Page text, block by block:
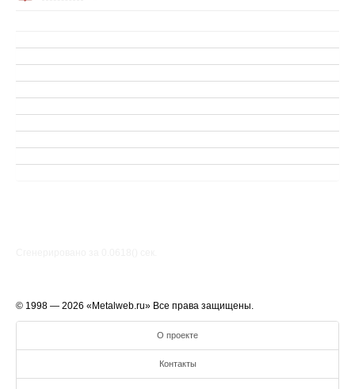
© 1998 — 2026 «Metalweb.ru» Все права защищены.
О проекте
Контакты